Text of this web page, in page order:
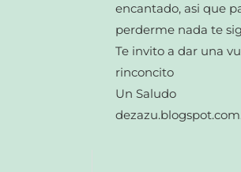
encantado, asi que
perderme nada te
Te invito a dar una
rinconcito
Un Saludo